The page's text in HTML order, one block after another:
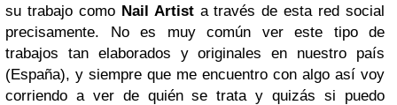
su trabajo comoNail Artista través de esta red social
precisamente. No es muy común ver este tipo de
trabajos tan elaborados y originales en nuestro país
(España), y siempre que me encuentro con algo así voy
corriendo a ver de quién se trata y quizás si puedo